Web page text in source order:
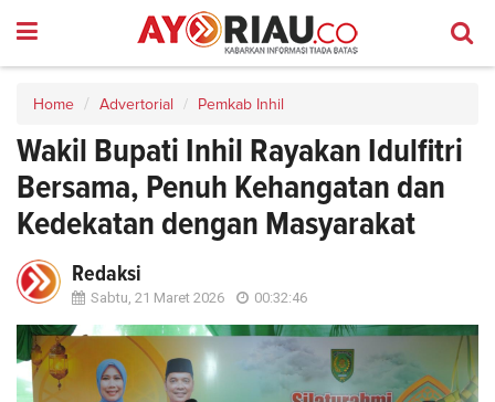
Home Advertorial Pemkab Inhil
Wakil Bupati Inhil Rayakan Idulfitri
Bersama, Penuh Kehangatan dan
Kedekatan dengan Masyarakat
Redaksi
Sabtu, 21 Maret 2026 00:32:46